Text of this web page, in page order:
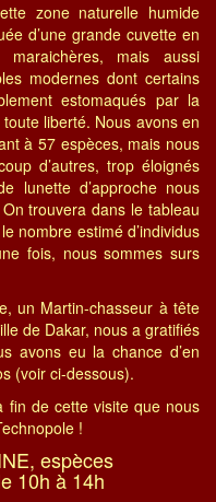
zone naturelle humide
d’une grande cuvette en
mais aussi
modernes dont certains
estomaqués par la
liberté. Nous avons en
à 57 espèces, mais nous
d’autres, trop éloignés
lunette d’approche nous
trouvera dans le tableau
nombre estimé d’individus
fois, nous sommes surs
un Martin-chasseur à tête
de Dakar, nous a gratifiés
avons eu la chance d’en
(voir ci-dessous).
fin de cette visite que nous
!
espèces
10h à 14h